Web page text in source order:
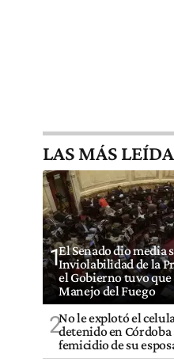
LAS MÁS
1El Senado dio media
Inviolabilidad de la
el Gobierno tuvo que
Manejo del Fuego
2No le explotó el
detenido en Córdoba
femicidio de su